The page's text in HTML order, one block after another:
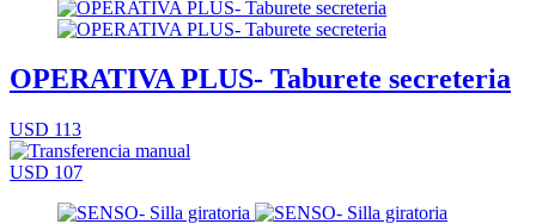
OPERATIVA PLUS- Taburete secreteria
USD 113
USD 107